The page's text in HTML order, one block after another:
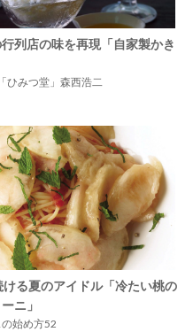
列店の味を再現「自家製かき
ひみつ堂」森西浩二
る夏のアイドル「冷たい桃の
ニ」
始め方52